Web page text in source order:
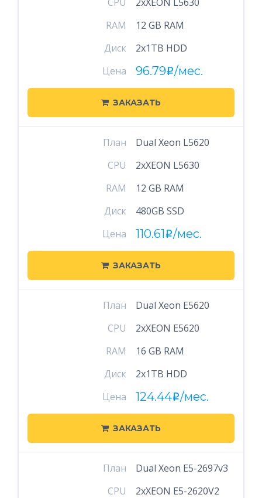
RAM
12 GB RAM
Диск
2x1TB HDD
Цена
96.79i/мес.
ЗАКАЗАТЬ
План
Dual Xeon L5620
CPU
2xXEON L5630
RAM
12 GB RAM
Диск
480GB SSD
Цена
110.61i/мес.
ЗАКАЗАТЬ
План
Dual Xeon E5620
CPU
2xXEON E5620
RAM
16 GB RAM
Диск
2x1TB HDD
Цена
124.44i/мес.
ЗАКАЗАТЬ
План
Dual Xeon E5-2697v3
CPU
2xXEON E5-2620V2